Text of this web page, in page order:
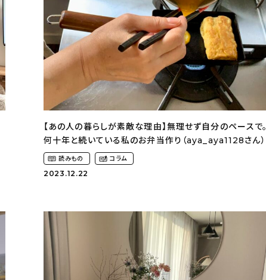
【あの人の暮らしが素敵な理由】無理せず自分のペースで。
何十年と続いている私のお弁当作り（aya_aya1128さん）
読みもの コラム
2023.12.22